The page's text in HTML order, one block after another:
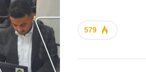
579